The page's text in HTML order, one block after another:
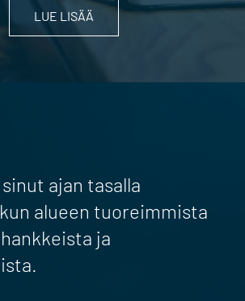
LUE LISÄÄ
ajan tasalla
alueen tuoreimmista
ja